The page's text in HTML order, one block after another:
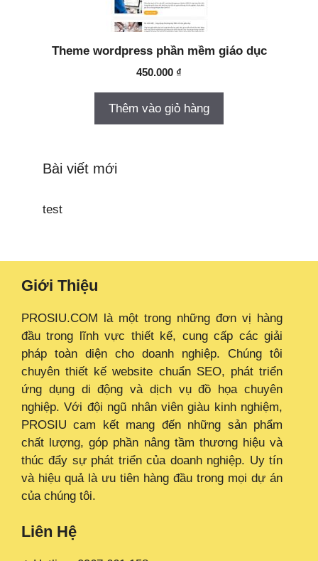
Theme wordpress phần mềm giáo dục
450.000 ₫
Thêm vào giỏ hàng
Bài viết mới
test
Giới Thiệu
PROSIU.COM là một trong những đơn vị hàng
đầu trong lĩnh vực thiết kế, cung cấp các giải
pháp toàn diện cho doanh nghiệp. Chúng tôi
chuyên thiết kế website chuẩn SEO, phát triển
ứng dụng di động và dịch vụ đồ họa chuyên
nghiệp. Với đội ngũ nhân viên giàu kinh nghiệm,
PROSIU cam kết mang đến những sản phẩm
chất lượng, góp phần nâng tầm thương hiệu và
thúc đẩy sự phát triển của doanh nghiệp. Uy tín
và hiệu quả là ưu tiên hàng đầu trong mọi dự án
của chúng tôi.
Liên Hệ